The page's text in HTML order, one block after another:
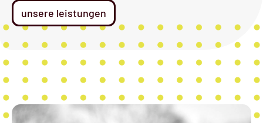
unsere leistungen